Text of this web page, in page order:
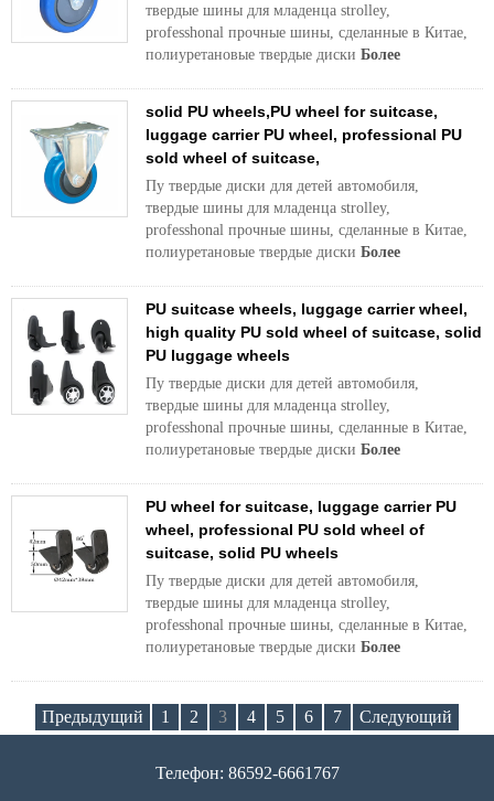
твердые шины для младенца strolley,
professhonal прочные шины, сделанные в Китае,
полиуретановые твердые диски Более
solid PU wheels,PU wheel for suitcase,
luggage carrier PU wheel, professional PU
sold wheel of suitcase,
Пу твердые диски для детей автомобиля,
твердые шины для младенца strolley,
professhonal прочные шины, сделанные в Китае,
полиуретановые твердые диски Более
PU suitcase wheels, luggage carrier wheel,
high quality PU sold wheel of suitcase, solid
PU luggage wheels
Пу твердые диски для детей автомобиля,
твердые шины для младенца strolley,
professhonal прочные шины, сделанные в Китае,
полиуретановые твердые диски Более
PU wheel for suitcase, luggage carrier PU
wheel, professional PU sold wheel of
suitcase, solid PU wheels
Пу твердые диски для детей автомобиля,
твердые шины для младенца strolley,
professhonal прочные шины, сделанные в Китае,
полиуретановые твердые диски Более
Предыдущий 1 2 3 4 5 6 7 Следующий
Телефон: 86592-6661767